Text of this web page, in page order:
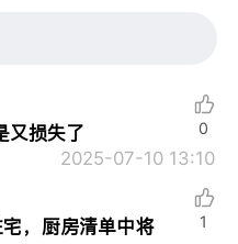
又损失了
2025-07-10 13:10
0
，厨房清单中将
1